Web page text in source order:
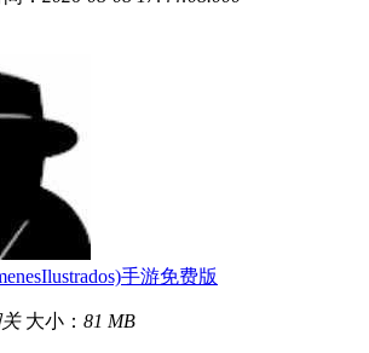
手游免费版
大小： 81 MB